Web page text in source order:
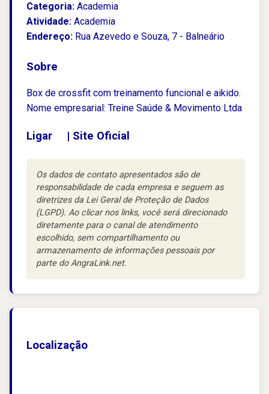
Categoria: Academia
Atividade: Academia
Endereço: Rua Azevedo e Souza, 7 - Balneário
Sobre
Box de crossfit com treinamento funcional e aikido.
Nome empresarial: Treine Saúde & Movimento Ltda
Ligar | Site Oficial
Os dados de contato apresentados são de
responsabilidade de cada empresa e seguem as
diretrizes da Lei Geral de Proteção de Dados
(LGPD). Ao clicar nos links, você será direcionado
diretamente para o canal de atendimento
escolhido, sem compartilhamento ou
armazenamento de informações pessoais por
parte do AngraLink.net.
Localização